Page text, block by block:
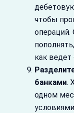
чтобы
операций.
как ведет
банками.
одном